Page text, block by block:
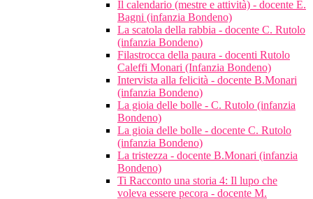
Il calendario (mestre e attività) - docente E.
Bagni (infanzia Bondeno)
La scatola della rabbia - docente C. Rutolo
(infanzia Bondeno)
Filastrocca della paura - docenti Rutolo
Caleffi Monari (Infanzia Bondeno)
Intervista alla felicità - docente B.Monari
(infanzia Bondeno)
La gioia delle bolle - C. Rutolo (infanzia
Bondeno)
La gioia delle bolle - docente C. Rutolo
(infanzia Bondeno)
La tristezza - docente B.Monari (infanzia
Bondeno)
Ti Racconto una storia 4: Il lupo che
voleva essere pecora - docente M.